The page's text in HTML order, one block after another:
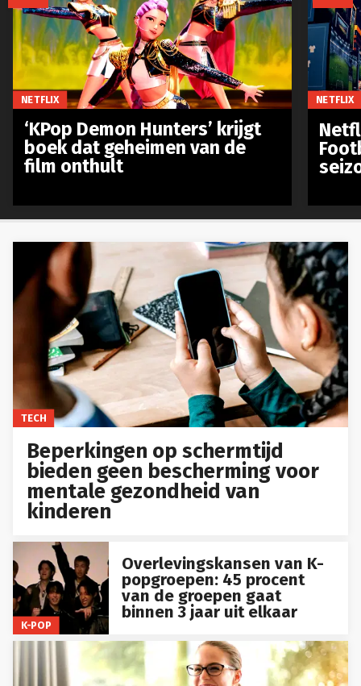
TECH
Beperkingen op schermtijd
bieden geen bescherming voor
mentale gezondheid van
kinderen
K-POP
Overlevingskansen van K-
popgroepen: 45 procent
van de groepen gaat
binnen 3 jaar uit elkaar
NETFLIX
‘KPop Demon Hunters’ krijgt
boek dat geheimen van de
film onthult
NETFLIX